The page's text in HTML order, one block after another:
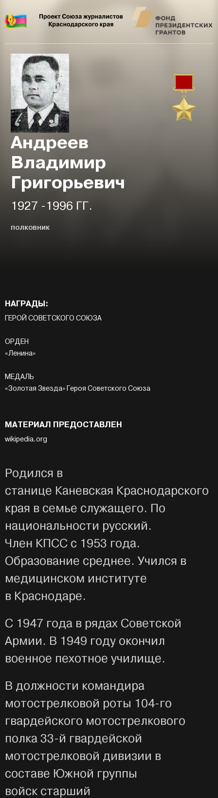
Андреев
Владимир
Григорьевич
1927 -1996 ГГ.
ПОЛКОВНИК
НАГРАДЫ:
ГЕРОЙ СОВЕТСКОГО СОЮЗА
ОРДЕН
«Ленина»
МЕДАЛЬ
«Золотая Звезда» Героя Советского Союза
МАТЕРИАЛ ПРЕДОСТАВЛЕН
wikipedia.org
Родился в
станице Каневская Краснодарского
края в семье служащего. По
национальности русский.
Член КПСС с 1953 года.
Образование среднее. Учился в
медицинском институте
в Краснодаре.
С 1947 года в рядах Советской
Армии. В 1949 году окончил
военное пехотное училище.
В должности командира
мотострелковой роты 104-го
гвардейского мотострелкового
полка 33-й гвардейской
мотострелковой дивизии в
составе Южной группы
войск старший